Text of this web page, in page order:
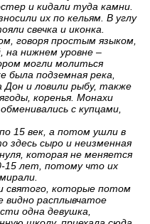
и кидали туда камни.
их по кельям. В углу
свечка и иконка.
говоря простым языком,
на нижнем уровне –
могли молиться
была подземная река,
Дон и ловили рыбу, также
коренья. Монахи
с купцами,
15 век, а потом ушли в
здесь сыро и неизменная
которая не меняется
15 лет, потому что их
святого, которые потом
видно расплывчатое
одна девушка,